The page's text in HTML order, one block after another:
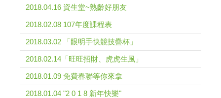
2018.04.16 資生堂~熟齡好朋友
2018.02.08 107年度課程表
2018.03.02 「眼明手快競技疊杯」
2018.02.14「旺旺招財、虎虎生風」
2018.01.09 免費春聯等你來拿
2018.01.04 "2 0 1 8 新年快樂"